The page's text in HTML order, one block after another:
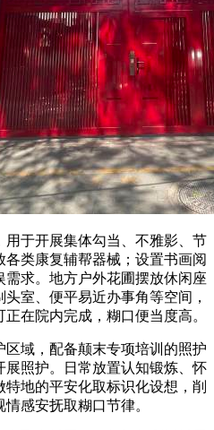
于开展集体勾当、不雅影、节
各类康复辅帮器械；设置书画阅
求。地方户外花圃摆放休闲座
室、便平易近办事角等空间，
在院内完成，糊口便当度高。
域，配备颠末专项培训的照护
展照护。日常放置认知锻炼、怀
特地的平安化取标识化设想，削
感安抚取糊口节律。